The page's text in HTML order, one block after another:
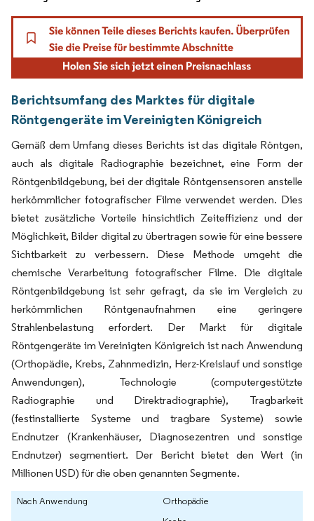
Berichtsumfang des Marktes für digitale
Röntgengeräte im Vereinigten Königreich
Gemäß dem Umfang dieses Berichts ist das digitale Röntgen,
auch als digitale Radiographie bezeichnet, eine Form der
Röntgenbildgebung, bei der digitale Röntgensensoren anstelle
herkömmlicher fotografischer Filme verwendet werden. Dies
bietet zusätzliche Vorteile hinsichtlich Zeiteffizienz und der
Möglichkeit, Bilder digital zu übertragen sowie für eine bessere
Sichtbarkeit zu verbessern. Diese Methode umgeht die
chemische Verarbeitung fotografischer Filme. Die digitale
Röntgenbildgebung ist sehr gefragt, da sie im Vergleich zu
herkömmlichen Röntgenaufnahmen eine geringere
Strahlenbelastung erfordert. Der Markt für digitale
Röntgengeräte im Vereinigten Königreich ist nach Anwendung
(Orthopädie, Krebs, Zahnmedizin, Herz-Kreislauf und sonstige
Anwendungen), Technologie (computergestützte
Radiographie und Direktradiographie), Tragbarkeit
(festinstallierte Systeme und tragbare Systeme) sowie
Endnutzer (Krankenhäuser, Diagnosezentren und sonstige
Endnutzer) segmentiert. Der Bericht bietet den Wert (in
Millionen USD) für die oben genannten Segmente.
Nach Anwendung
Orthopädie